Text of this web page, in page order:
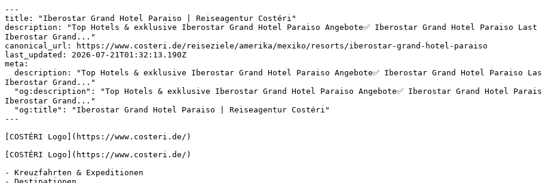
---
title: "Iberostar Grand Hotel Paraiso | Reiseagentur Costéri"
description: "Top Hotels & exklusive Iberostar Grand Hotel Paraiso Angebote✅ Iberostar Grand Hotel Paraiso Last
Iberostar Grand..."
canonical_url: https://www.costeri.de/reiseziele/amerika/mexiko/resorts/iberostar-grand-hotel-paraiso
last_updated: 2026-07-21T01:32:13.190Z
meta:
Iberostar Grand..."
Iberostar Grand..."
---
[COSTÉRI Logo](https://www.costeri.de/)
[COSTÉRI Logo](https://www.costeri.de/)
- Kreuzfahrten & Expeditionen